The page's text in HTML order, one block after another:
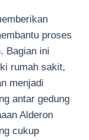
proses
Bagian ini
rumah sakit,
menjadi
antar gedung
Alderon
cukup